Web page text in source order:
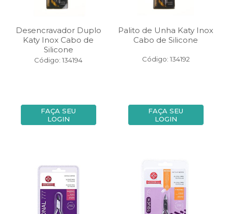
Desencravador Duplo
Katy Inox Cabo de
Silicone
Código: 134194
FAÇA SEU
LOGIN
Palito de Unha Katy Inox
Cabo de Silicone
Código: 134192
FAÇA SEU
LOGIN